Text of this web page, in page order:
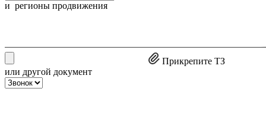
и регионы продвижения
Прикрепите ТЗ
или другой документ